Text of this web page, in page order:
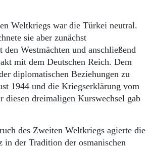
Start
Aktuelle Ausgabe
Abonnenten-Login
Ostpreußen
Pommern
Brandenburg
Schlesien
und Westpreußen
Bücher
Weltkriegs war die Türkei neutral.
sie aber zunächst
den Westmächten und anschließend
mit dem Deutschen Reich. Dem
diplomatischen Beziehungen zu
1944 und die Kriegserklärung vom
diesen dreimaligen Kurswechsel gab
des Zweiten Weltkriegs agierte die
in der Tradition der osmanischen